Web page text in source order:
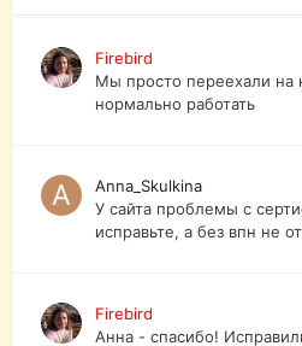
Firebird
Мы просто переехали на
нормально работать
Anna_Skulkina
У сайта проблемы с
исправьте, а без впн не
Firebird
Анна - спасибо!